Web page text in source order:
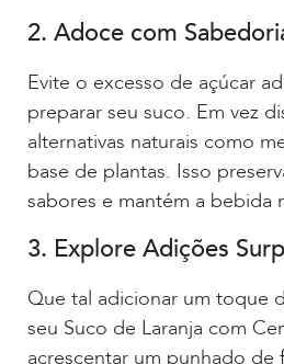
2. Adoce com
Evite o excesso de açúcar
preparar seu suco. Em vez
alternativas naturais como
base de plantas. Isso
sabores e mantém a bebida
3. Explore Adições
Que tal adicionar um toque
seu Suco de Laranja com
acrescentar um punhado de